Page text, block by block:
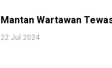
Mantan Wartawan
22 Jul 2024